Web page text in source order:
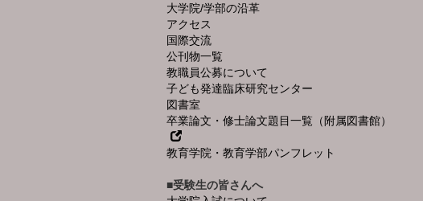
大学院/学部の沿革
アクセス
国際交流
公刊物一覧
教職員公募について
子ども発達臨床研究センター
図書室
卒業論文・修士論文題目一覧（附属図書館）
教育学院・教育学部パンフレット
■受験生の皆さんへ